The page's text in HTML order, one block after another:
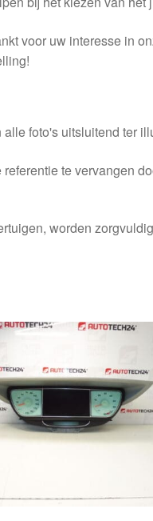
voor uw interesse in
foto's uitsluitend ter
te vervangen
worden